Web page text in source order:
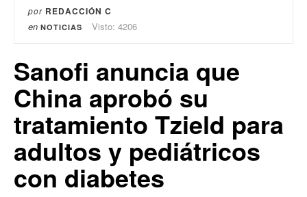
por REDACCIÓN C
en NOTICIAS Visto: 4206
Sanofi anuncia que
China aprobó su
tratamiento Tzield para
adultos y pediátricos
con diabetes